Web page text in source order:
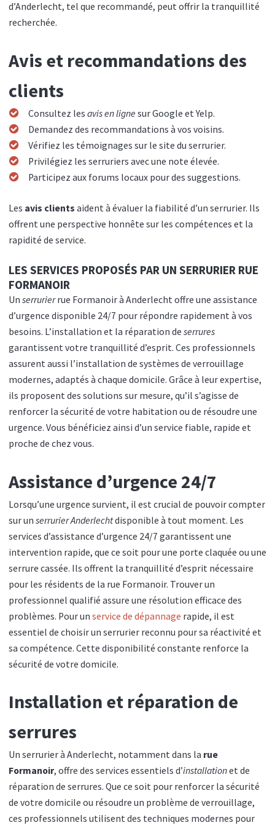
d’Anderlecht, tel que recommandé, peut offrir la tranquillité
recherchée.
Avis et recommandations des
clients
Consultez les avis en ligne sur Google et Yelp.
Demandez des recommandations à vos voisins.
Vérifiez les témoignages sur le site du serrurier.
Privilégiez les serruriers avec une note élevée.
Participez aux forums locaux pour des suggestions.
Les avis clients aident à évaluer la fiabilité d’un serrurier. Ils
offrent une perspective honnête sur les compétences et la
rapidité de service.
LES SERVICES PROPOSÉS PAR UN SERRURIER RUE
FORMANOIR
Un serrurierrue Formanoir à Anderlecht offre une assistance
d’urgence disponible 24/7 pour répondre rapidement à vos
besoins. L’installation et la réparation de serrures
garantissent votre tranquillité d’esprit. Ces professionnels
assurent aussi l’installation de systèmes de verrouillage
modernes, adaptés à chaque domicile. Grâce à leur expertise,
ils proposent des solutions sur mesure, qu’il s’agisse de
renforcer la sécurité de votre habitation ou de résoudre une
urgence. Vous bénéficiez ainsi d’un service fiable, rapide et
proche de chez vous.
Assistance d’urgence 24/7
Lorsqu’une urgence survient, il est crucial de pouvoir compter
sur un serrurier Anderlechtdisponible à tout moment. Les
services d’assistance d’urgence 24/7 garantissent une
intervention rapide, que ce soit pour une porte claquée ou une
serrure cassée. Ils offrent la tranquillité d’esprit nécessaire
pour les résidents de la rue Formanoir. Trouver un
professionnel qualifié assure une résolution efficace des
problèmes. Pour un service de dépannage rapide, il est
essentiel de choisir un serrurier reconnu pour sa réactivité et
sa compétence. Cette disponibilité constante renforce la
sécurité de votre domicile.
Installation et réparation de
serrures
Un serrurier à Anderlecht, notamment dans la rue
Formanoir, offre des services essentiels d’installationet de
réparation de serrures. Que ce soit pour renforcer la sécurité
de votre domicile ou résoudre un problème de verrouillage,
ces professionnels utilisent des techniques modernes pour